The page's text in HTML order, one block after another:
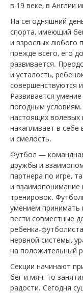
в 19 веке, в Англии
На сегодняшний
спорта, имеющий
и взрослых любого
прежде всего, его
развивается.
и усталость,
совершенствуются
Развивается
погодным
настоящих волевых
накапливает в себе
и смелость.
Футбол —
дружбы и
партнера по игре,
и
тренировок.
умением принимать
вести совместные
ребенка-
нервной системы,
на положительный
Секции начинают
бег и мяч, то
радости. Сегодня